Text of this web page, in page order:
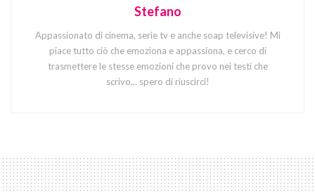
Stefano
Appassionato di cinema, serie tv e anche soap televisive! Mi
piace tutto ciò che emoziona e appassiona, e cerco di
trasmettere le stesse emozioni che provo nei testi che
scrivo... spero di riuscirci!